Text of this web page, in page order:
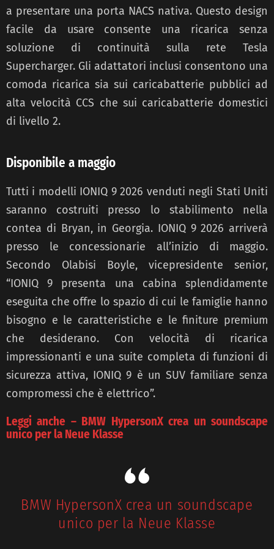
a presentare una porta NACS nativa. Questo design
facile da usare consente una ricarica senza
soluzione di continuità sulla rete Tesla
Supercharger. Gli adattatori inclusi consentono una
comoda ricarica sia sui caricabatterie pubblici ad
alta velocità CCS che sui caricabatterie domestici
di livello 2.
Disponibile a maggio
Tutti i modelli IONIQ 9 2026 venduti negli Stati Uniti
saranno costruiti presso lo stabilimento nella
contea di Bryan, in Georgia. IONIQ 9 2026 arriverà
presso le concessionarie all’inizio di maggio.
Secondo Olabisi Boyle, vicepresidente senior,
“IONIQ 9 presenta una cabina splendidamente
eseguita che offre lo spazio di cui le famiglie hanno
bisogno e le caratteristiche e le finiture premium
che desiderano. Con velocità di ricarica
impressionanti e una suite completa di funzioni di
sicurezza attiva, IONIQ 9 è un SUV familiare senza
compromessi che è elettrico”.
Leggi anche – BMW HypersonX crea un soundscape
unico per la Neue Klasse
BMW HypersonX crea un soundscape
unico per la Neue Klasse